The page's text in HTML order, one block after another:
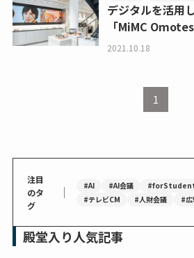
デジタルを活用
「MiMC
2021.10.18
1
注目
のタ
グ
｜ #AI #AI会議
#テレビCM
#人財会議 #
殿堂入り人気記事